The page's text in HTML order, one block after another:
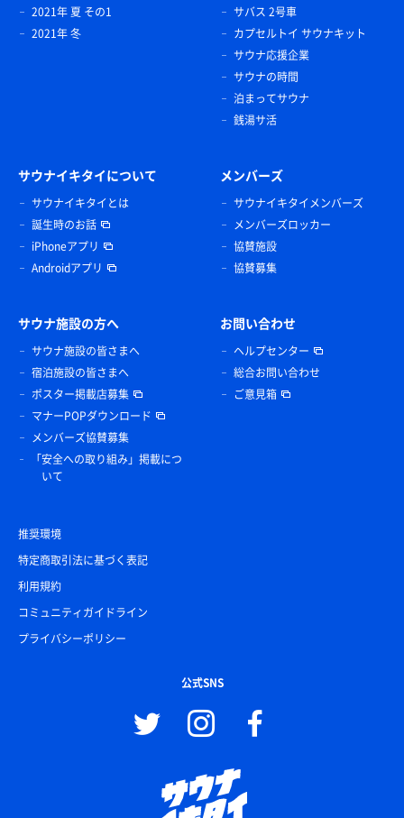
2021年 夏 その1
2021年 冬
サバス 2号車
カプセルトイ サウナキット
サウナ応援企業
サウナの時間
泊まってサウナ
銭湯サ活
サウナイキタイについて
サウナイキタイとは
誕生時のお話
iPhoneアプリ
Androidアプリ
メンバーズ
サウナイキタイメンバーズ
メンバーズロッカー
協賛施設
協賛募集
サウナ施設の方へ
サウナ施設の皆さまへ
宿泊施設の皆さまへ
ポスター掲載店募集
マナーPOPダウンロード
メンバーズ協賛募集
「安全への取り組み」掲載につ
いて
お問い合わせ
ヘルプセンター
総合お問い合わせ
ご意見箱
推奨環境
特定商取引法に基づく表記
利用規約
コミュニティガイドライン
プライバシーポリシー
公式SNS